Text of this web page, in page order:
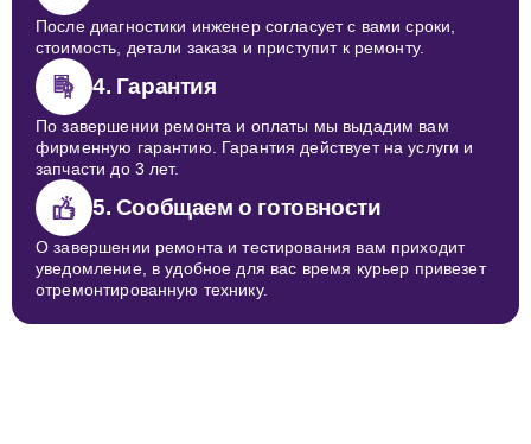
После диагностики инженер согласует с вами сроки,
стоимость, детали заказа и приступит к ремонту.
4. Гарантия
По завершении ремонта и оплаты мы выдадим вам
фирменную гарантию. Гарантия действует на услуги и
запчасти до 3 лет.
5. Сообщаем о готовности
О завершении ремонта и тестирования вам приходит
уведомление, в удобное для вас время курьер привезет
отремонтированную технику.